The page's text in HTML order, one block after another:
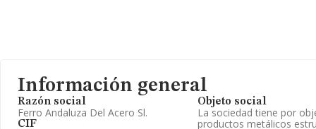
Información general
Razón social
Ferro Andaluza Del Acero Sl.
CIF
Objeto social
La sociedad tiene por
productos metálicos